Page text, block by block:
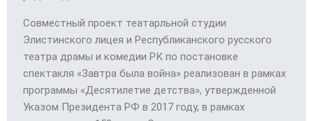
Совместный проект театарльной студии
Элистинского лицея и Республиканского русского
театра драмы и комедии РК по постановке
спектакля «Завтра была война» реализован в рамках
программы «Десятилетие детства», утвержденной
Указом Президента РФ в 2017 году, в рамках